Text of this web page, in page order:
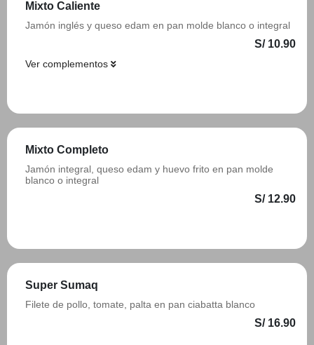
Mixto Caliente
Jamón inglés y queso edam en pan molde blanco o integral
S/ 10.90
Ver complementos
Mixto Completo
Jamón integral, queso edam y huevo frito en pan molde
blanco o integral
S/ 12.90
Super Sumaq
Filete de pollo, tomate, palta en pan ciabatta blanco
S/ 16.90